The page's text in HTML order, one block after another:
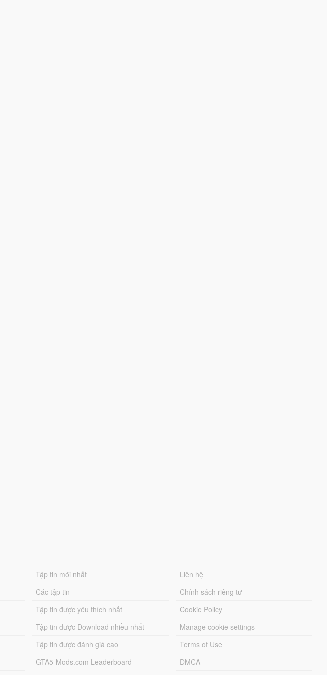
Tập tin mới nhất
Các tập tin
Tập tin được yêu thích nhất
Tập tin được Download nhiều nhất
Tập tin được đánh giá cao
GTA5-Mods.com Leaderboard
Liên hệ
Chính sách riêng tư
Cookie Policy
Manage cookie settings
Terms of Use
DMCA